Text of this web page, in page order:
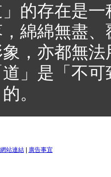
的存在是
綿綿無盡
，亦都無
」是「不
。
網站連結| 廣告事宜